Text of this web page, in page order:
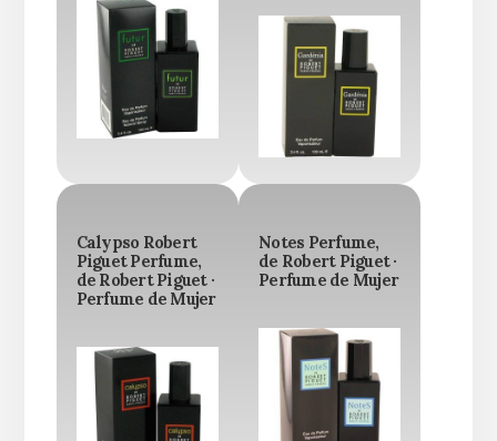
Calypso Robert
Piguet Perfume,
de Robert Piguet ·
Perfume de Mujer
Notes Perfume,
de Robert Piguet ·
Perfume de Mujer